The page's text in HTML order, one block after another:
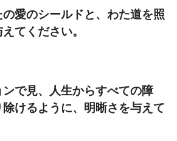
の愛のシールドと、わた道を照
てください。
で見、人生からすべての障
けるように、明晰さを与えて